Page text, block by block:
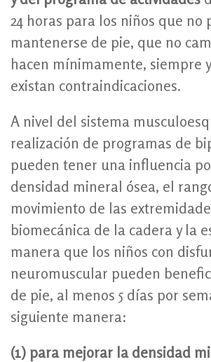
24 horas para los niños que no
mantenerse de pie, que no
hacen mínimamente, siempre
existan contraindicaciones.
A nivel del sistema
realización de programas de
pueden tener una influencia
densidad mineral ósea, el
movimiento de las
biomecánica de la cadera y la
manera que los niños con
neuromuscular pueden
de pie, al menos 5 días por
siguiente manera:
(1) para mejorar la densidad